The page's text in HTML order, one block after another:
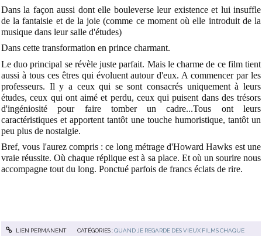
Dans la façon aussi dont elle bouleverse leur existence et lui insuffle
de la fantaisie et de la joie (comme ce moment où elle introduit de la
musique dans leur salle d'études)
Dans cette transformation en prince charmant.
Le duo principal se révèle juste parfait. Mais le charme de ce film tient
aussi à tous ces êtres qui évoluent autour d'eux. A commencer par les
professeurs. Il y a ceux qui se sont consacrés uniquement à leurs
études, ceux qui ont aimé et perdu, ceux qui puisent dans des trésors
d'ingéniosité pour faire tomber un cadre...Tous ont leurs
caractéristiques et apportent tantôt une touche humoristique, tantôt un
peu plus de nostalgie.
Bref, vous l'aurez compris : ce long métrage d'Howard Hawks est une
vraie réussite. Où chaque réplique est à sa place. Et où un sourire nous
accompagne tout du long. Ponctué parfois de francs éclats de rire.
LIEN PERMANENT CATÉGORIES :QUAND JE REGARDE DES VIEUX FILMS CHAQUE